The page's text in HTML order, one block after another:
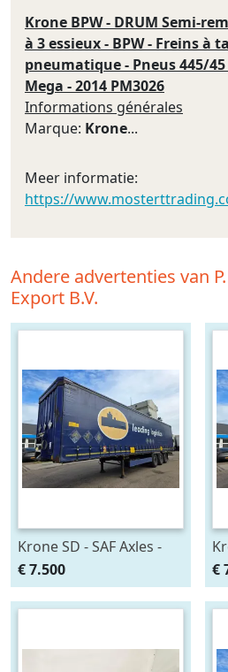
Krone BPW - DRUM Semi-
à 3 essieux - BPW - Freins à
pneumatique - Pneus 445/45
Mega - 2014 PM3026
Informations générales
Marque: Krone...
Meer informatie:
https://
Andere advertenties van
Export B.V.
Krone SD - SAF Axles -
Disc Brakes Luchtvering
- Aluminium Zijschotten -
41 Ton - Meerdere
€ 7.500
-
€